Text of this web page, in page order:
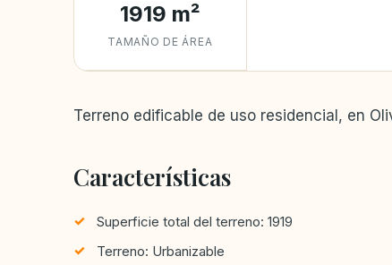
1919 m²
TAMAÑO DE ÁREA
Terreno edificable de uso residencial, en
Características
Superficie total del terreno: 1919
Terreno: Urbanizable